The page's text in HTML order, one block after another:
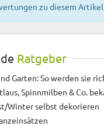
zu diesem Artikel
Ratgeber
Garten: So werden sie
Spinnmilben & Co.
Winter selbst dekorieren